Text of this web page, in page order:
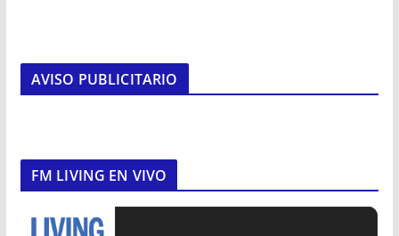
AVISO PUBLICITARIO
FM LIVING EN VIVO